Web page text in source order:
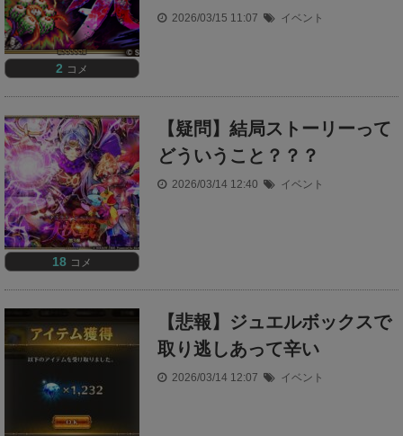
2 コメ
2026/03/15 11:07 イベント
18 コメ
【疑問】結局ストーリーって
どういうこと？？？
2026/03/14 12:40 イベント
【悲報】ジュエルボックスで
取り逃しあって辛い
2026/03/14 12:07 イベント